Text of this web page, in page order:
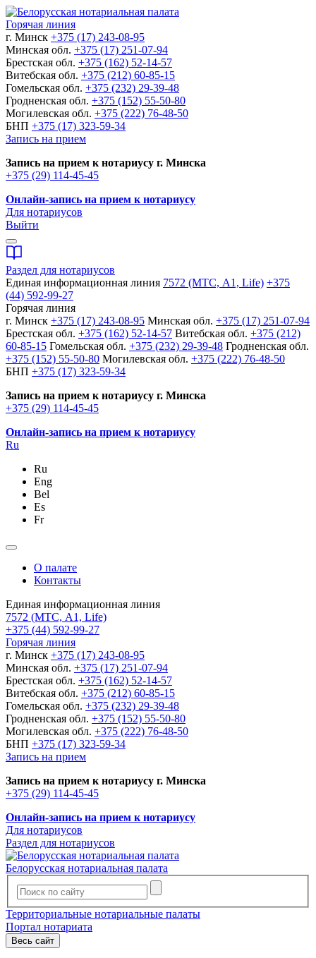
Горячая линия
г. Минск +375 (17) 243-08-95
Минская обл. +375 (17) 251-07-94
Брестская обл. +375 (162) 52-14-57
Витебская обл. +375 (212) 60-85-15
Гомельская обл. +375 (232) 29-39-48
Гродненская обл. +375 (152) 55-50-80
Могилевская обл. +375 (222) 76-48-50
БНП +375 (17) 323-59-34
Запись на прием
Запись на прием к нотариусу г. Минска
+375 (29) 114-45-45
Онлайн-запись на прием к нотариусу
Для нотариусов
Выйти
Раздел для нотариусов
Единая информационная линия 7572 (МТС, A1, Life) +375
(44) 592-99-27
Горячая линия
г. Минск +375 (17) 243-08-95 Минская обл. +375 (17) 251-07-94
Брестская обл. +375 (162) 52-14-57 Витебская обл. +375 (212)
60-85-15 Гомельская обл. +375 (232) 29-39-48 Гродненская обл.
+375 (152) 55-50-80 Могилевская обл. +375 (222) 76-48-50
БНП +375 (17) 323-59-34
Запись на прием к нотариусу г. Минска
+375 (29) 114-45-45
Онлайн-запись на прием к нотариусу
Ru
Ru
Eng
Bel
Es
Fr
О палате
Контакты
Единая информационная линия
7572 (МТС, A1, Life)
+375 (44) 592-99-27
Горячая линия
г. Минск +375 (17) 243-08-95
Минская обл. +375 (17) 251-07-94
Брестская обл. +375 (162) 52-14-57
Витебская обл. +375 (212) 60-85-15
Гомельская обл. +375 (232) 29-39-48
Гродненская обл. +375 (152) 55-50-80
Могилевская обл. +375 (222) 76-48-50
БНП +375 (17) 323-59-34
Запись на прием
Запись на прием к нотариусу г. Минска
+375 (29) 114-45-45
Онлайн-запись на прием к нотариусу
Для нотариусов
Раздел для нотариусов
Белорусская нотариальная палата
Территориальные нотариальные палаты
Портал нотариата
Весь сайт